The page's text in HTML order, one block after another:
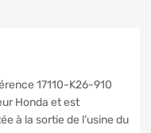
17110-K26-910
Honda et est
à la sortie de l’usine du